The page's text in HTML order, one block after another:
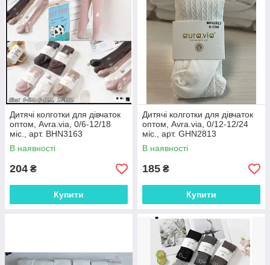
Дитячі колготки для дівчаток
оптом, Avra.via, 0/6-12/18
міс., арт. BHN3163
В наявності
204 ₴
Купити
Дитячі колготки для дівчаток
оптом, Avra.via, 0/12-12/24
міс., арт. GHN2813
В наявності
185 ₴
Купити